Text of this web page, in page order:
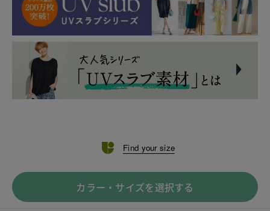
Find your size
カラー・サイズを選択する